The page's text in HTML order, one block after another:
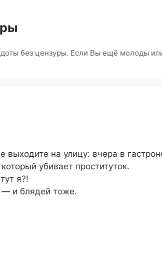
без цензуры. Если Вы ещё молоды
выходите на улицу: вчера в
убивает проституток.
я?!
и блядей тоже.